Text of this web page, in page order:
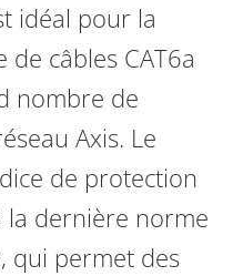
idéal pour la
câbles CAT6a
nombre de
Axis. Le
de protection
la dernière norme
qui permet des